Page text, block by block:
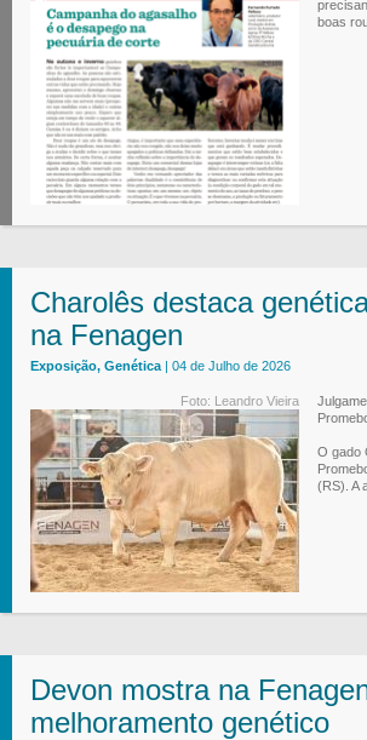
boas
Charolês destaca
na Fenagen
Exposição, Genética | 04 de Julho de 2026
Foto: Leandro Vieira
O gado
(RS). A
Devon mostra na
melhoramento genético